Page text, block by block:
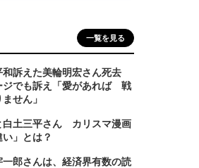
一覧を見る
和訴えた美輪明宏さん死去
ジでも訴え「愛があれば 戦
せん」
白土三平さん カリスマ漫画
」とは？
郎さんは、経済界有数の読